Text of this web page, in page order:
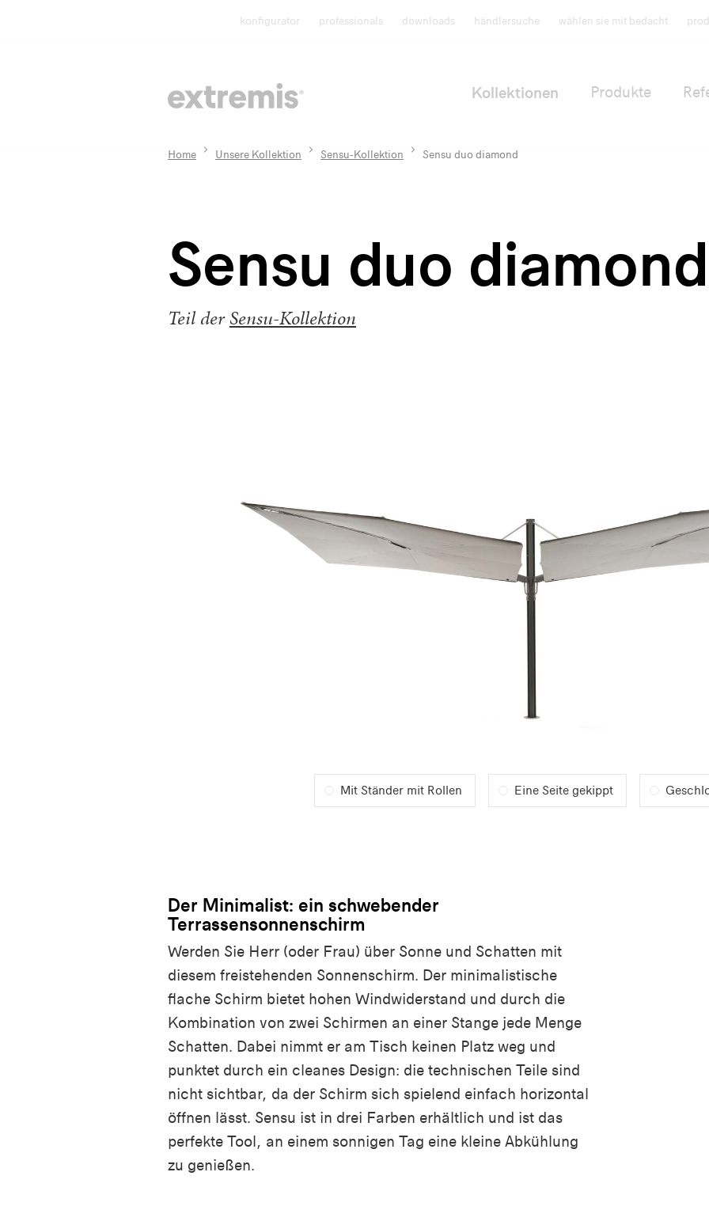
konfigurator professionals downloads händlersuche wählen sie mit bedacht
Kollektionen Produkte
Home Unsere Kollektion Sensu-Kollektion Sensu duo diamond
Sensu duo diamond
Teil derSensu-Kollektion
Mit Ständer mit Rollen Eine Seite gekippt
Der Minimalist: ein schwebender
Terrassensonnenschirm
Werden Sie Herr (oder Frau) über Sonne und Schatten mit
diesem freistehenden Sonnenschirm. Der minimalistische
flache Schirm bietet hohen Windwiderstand und durch die
Kombination von zwei Schirmen an einer Stange jede Menge
Schatten. Dabei nimmt er am Tisch keinen Platz weg und
punktet durch ein cleanes Design: die technischen Teile sind
nicht sichtbar, da der Schirm sich spielend einfach horizontal
öffnen lässt. Sensu ist in drei Farben erhältlich und ist das
perfekte Tool, an einem sonnigen Tag eine kleine Abkühlung
zu genießen.